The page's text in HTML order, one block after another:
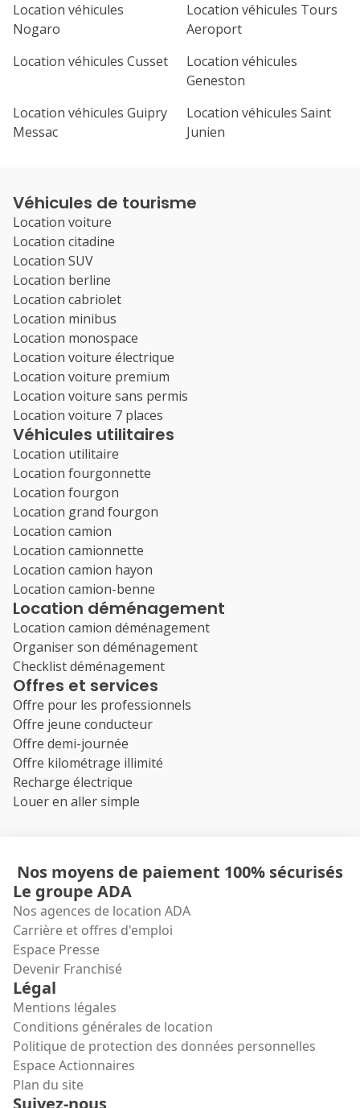
Location véhicules
Nogaro
Location véhicules Tours
Aeroport
Location véhicules Cusset
Location véhicules
Geneston
Location véhicules Guipry
Messac
Location véhicules Saint
Junien
Véhicules de tourisme
Location voiture
Location citadine
Location SUV
Location berline
Location cabriolet
Location minibus
Location monospace
Location voiture électrique
Location voiture premium
Location voiture sans permis
Location voiture 7 places
Véhicules utilitaires
Location utilitaire
Location fourgonnette
Location fourgon
Location grand fourgon
Location camion
Location camionnette
Location camion hayon
Location camion-benne
Location déménagement
Location camion déménagement
Organiser son déménagement
Checklist déménagement
Offres et services
Offre pour les professionnels
Offre jeune conducteur
Offre demi-journée
Offre kilométrage illimité
Recharge électrique
Louer en aller simple
Nos moyens de paiement 100% sécurisés
Le groupe ADA
Nos agences de location ADA
Carrière et offres d'emploi
Espace Presse
Devenir Franchisé
Légal
Mentions légales
Conditions générales de location
Politique de protection des données personnelles
Espace Actionnaires
Plan du site